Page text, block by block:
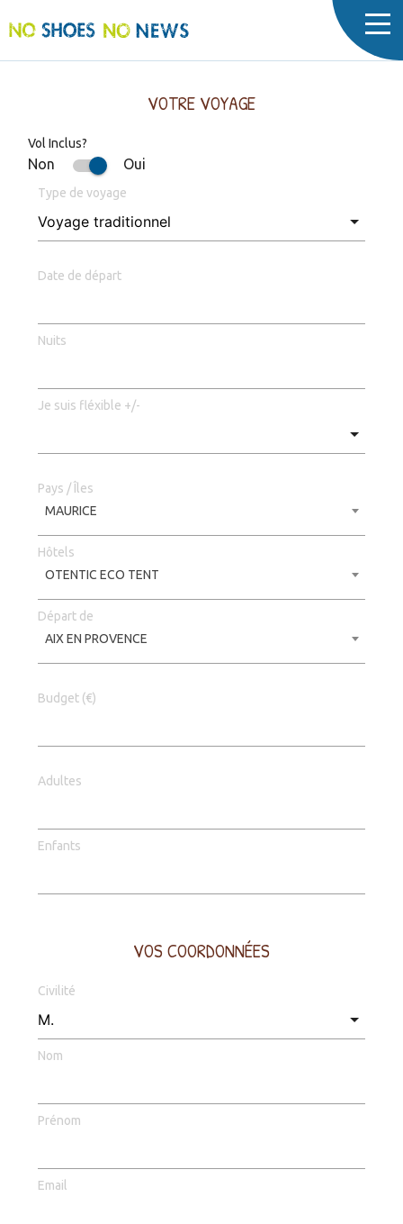
VOTRE VOYAGE
Vol Inclus?
Non Oui
Type de voyage
Date de départ
Nuits
Je suis fléxible +/-
Pays / Îles
MAURICE
Hôtels
OTENTIC ECO TENT
Départ de
AIX EN PROVENCE
Budget (€)
Adultes
Enfants
VOS COORDONNÉES
Civilité
Nom
Prénom
Email